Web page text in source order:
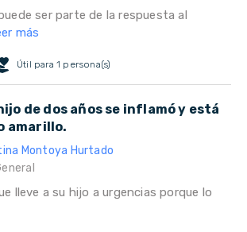
ser parte de la respuesta al
más
Útil para 1 persona(s)
de dos años se inflamó y está
amarillo.
Montoya Hurtado
lleve a su hijo a urgencias porque lo